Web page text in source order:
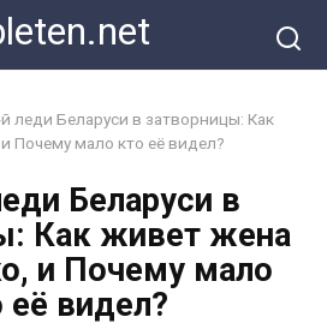
леди Беларуси в затворницы: Как
Почему мало кто её видел?
Беларуси в
Как живет жена
и Почему мало
её видел?